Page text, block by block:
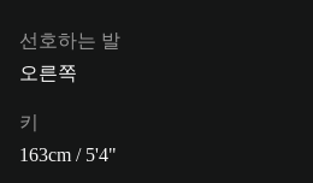
선호하는 발
오른쪽
키
163cm / 5'4"